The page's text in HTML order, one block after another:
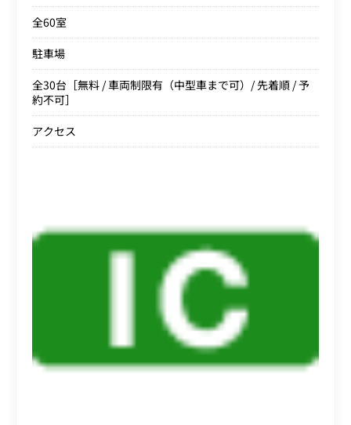
全60室
駐車場
全30台［無料 / 車両制限有（中型車まで可）/ 先着順 / 予
約不可］
アクセス